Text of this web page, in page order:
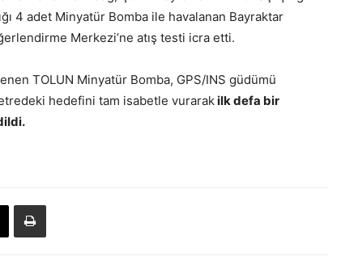
4 adet Minyatür Bomba ile havalanan Bayraktar
Merkezi’ne atış testi icra etti.
TOLUN Minyatür Bomba, GPS/INS güdümü
hedefini tam isabetle vurarakilk defa bir